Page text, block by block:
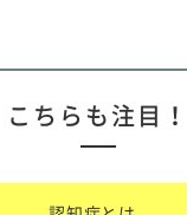
こちらも注目！